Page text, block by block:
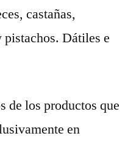
castañas,
Dátiles e
los productos que
en